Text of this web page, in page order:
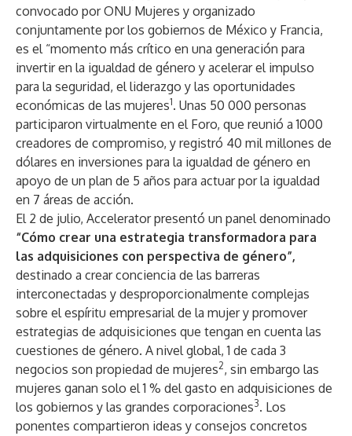
convocado por ONU Mujeres y organizado
conjuntamente por los gobiernos de México y Francia,
es el “momento más crítico en una generación para
invertir en la igualdad de género y acelerar el impulso
para la seguridad, el liderazgo y las oportunidades
económicas de las mujeres1. Unas 50 000 personas
participaron virtualmente en el Foro, que reunió a 1000
creadores de compromiso, y registró 40 mil millones de
dólares en inversiones para la igualdad de género en
apoyo de un plan de 5 años para actuar por la igualdad
en 7 áreas de acción.
El 2 de julio, Accelerator presentó un panel denominado
“Cómo crear una estrategia transformadora para
las adquisiciones con perspectiva de género”,
destinado a crear conciencia de las barreras
interconectadas y desproporcionalmente complejas
sobre el espíritu empresarial de la mujer y promover
estrategias de adquisiciones que tengan en cuenta las
cuestiones de género. A nivel global, 1 de cada 3
negocios son propiedad de mujeres2, sin embargo las
mujeres ganan solo el 1 % del gasto en adquisiciones de
los gobiernos y las grandes corporaciones3. Los
ponentes compartieron ideas y consejos concretos